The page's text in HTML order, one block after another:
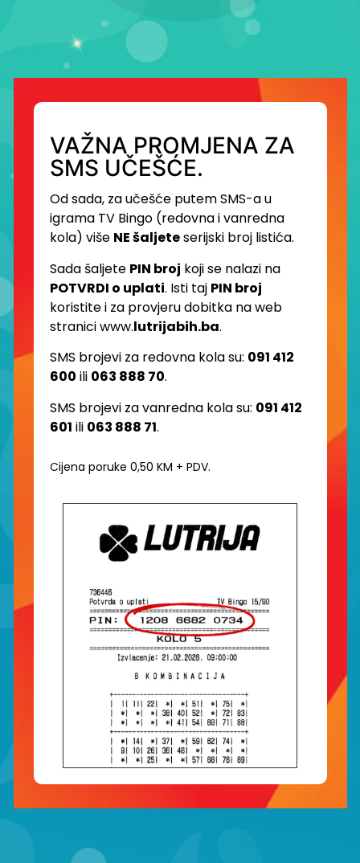
VAŽNA PROMJENA ZA
SMS UČEŠĆE.
Od sada, za učešće putem SMS-a u
igrama TV Bingo (redovna i vanredna
kola) više NE šaljeteserijski broj listića.
Sada šaljete PIN broj koji se nalazi na
POTVRDI o uplati. Isti taj PIN broj
koristite i za provjeru dobitka na web
stranici www.lutrijabih.ba.
SMS brojevi za redovna kola su: 091 412
600 ili 063 888 70.
SMS brojevi za vanredna kola su: 091 412
601 ili 063 888 71.
Cijena poruke 0,50 KM + PDV.